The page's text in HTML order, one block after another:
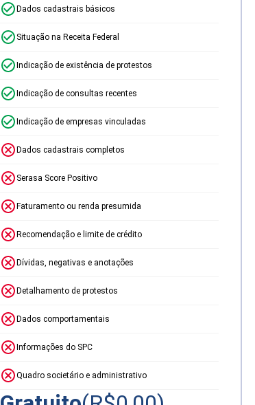
Dados cadastrais básicos
Situação na Receita Federal
Indicação de existência de protestos
Indicação de consultas recentes
Indicação de empresas vinculadas
Dados cadastrais completos
Serasa Score Positivo
Faturamento ou renda presumida
Recomendação e limite de crédito
Dívidas, negativas e anotações
Detalhamento de protestos
Dados comportamentais
Informações do SPC
Quadro societário e administrativo